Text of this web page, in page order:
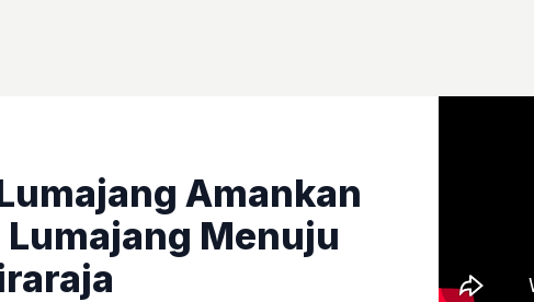
Amankan
Menuju